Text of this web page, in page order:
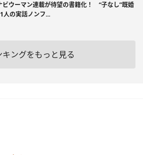
ビウーマン連載が待望の書籍化！ “子なし”既婚
人の実話ノンフ...
キングをもっと見る